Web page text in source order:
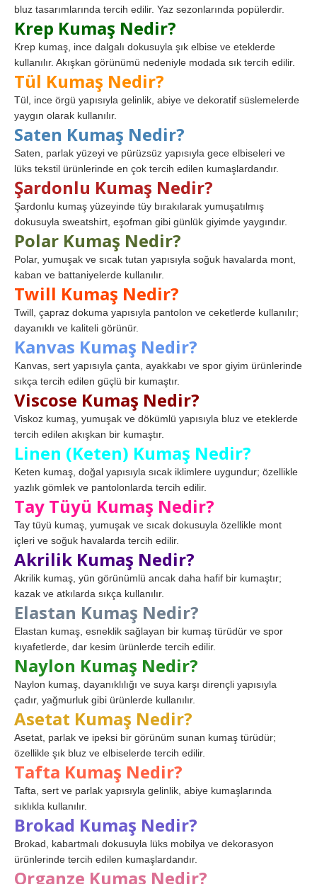
bluz tasarımlarında tercih edilir. Yaz sezonlarında popülerdir.
Krep Kumaş Nedir?
Krep kumaş, ince dalgalı dokusuyla şık elbise ve eteklerde
kullanılır. Akışkan görünümü nedeniyle modada sık tercih edilir.
Tül Kumaş Nedir?
Tül, ince örgü yapısıyla gelinlik, abiye ve dekoratif süslemelerde
yaygın olarak kullanılır.
Saten Kumaş Nedir?
Saten, parlak yüzeyi ve pürüzsüz yapısıyla gece elbiseleri ve
lüks tekstil ürünlerinde en çok tercih edilen kumaşlardandır.
Şardonlu Kumaş Nedir?
Şardonlu kumaş yüzeyinde tüy bırakılarak yumuşatılmış
dokusuyla sweatshirt, eşofman gibi günlük giyimde yaygındır.
Polar Kumaş Nedir?
Polar, yumuşak ve sıcak tutan yapısıyla soğuk havalarda mont,
kaban ve battaniyelerde kullanılır.
Twill Kumaş Nedir?
Twill, çapraz dokuma yapısıyla pantolon ve ceketlerde kullanılır;
dayanıklı ve kaliteli görünür.
Kanvas Kumaş Nedir?
Kanvas, sert yapısıyla çanta, ayakkabı ve spor giyim ürünlerinde
sıkça tercih edilen güçlü bir kumaştır.
Viscose Kumaş Nedir?
Viskoz kumaş, yumuşak ve dökümlü yapısıyla bluz ve eteklerde
tercih edilen akışkan bir kumaştır.
Linen (Keten) Kumaş Nedir?
Keten kumaş, doğal yapısıyla sıcak iklimlere uygundur; özellikle
yazlık gömlek ve pantolonlarda tercih edilir.
Tay Tüyü Kumaş Nedir?
Tay tüyü kumaş, yumuşak ve sıcak dokusuyla özellikle mont
içleri ve soğuk havalarda tercih edilir.
Akrilik Kumaş Nedir?
Akrilik kumaş, yün görünümlü ancak daha hafif bir kumaştır;
kazak ve atkılarda sıkça kullanılır.
Elastan Kumaş Nedir?
Elastan kumaş, esneklik sağlayan bir kumaş türüdür ve spor
kıyafetlerde, dar kesim ürünlerde tercih edilir.
Naylon Kumaş Nedir?
Naylon kumaş, dayanıklılığı ve suya karşı dirençli yapısıyla
çadır, yağmurluk gibi ürünlerde kullanılır.
Asetat Kumaş Nedir?
Asetat, parlak ve ipeksi bir görünüm sunan kumaş türüdür;
özellikle şık bluz ve elbiselerde tercih edilir.
Tafta Kumaş Nedir?
Tafta, sert ve parlak yapısıyla gelinlik, abiye kumaşlarında
sıklıkla kullanılır.
Brokad Kumaş Nedir?
Brokad, kabartmalı dokusuyla lüks mobilya ve dekorasyon
ürünlerinde tercih edilen kumaşlardandır.
Organze Kumaş Nedir?